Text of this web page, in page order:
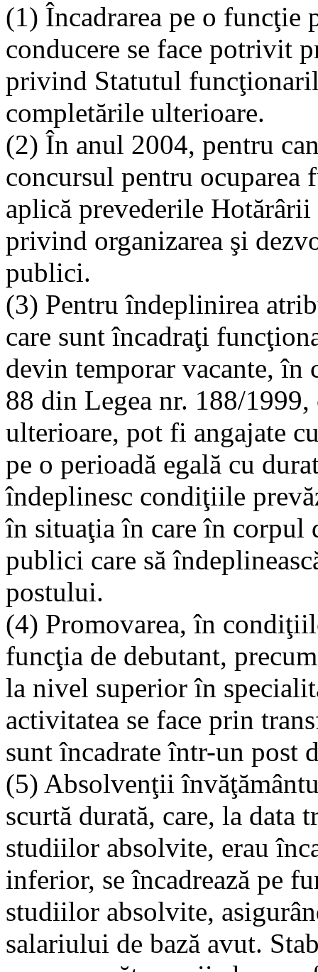
(1) Încadrarea pe o funcţie
conducere se face potrivit
privind Statutul
completările ulterioare.
(2) În anul 2004, pentru
concursul pentru
aplică prevederile
privind organizarea şi
publici.
(3) Pentru îndeplinirea
care sunt încadraţi
devin temporar vacante, în
88 din Legea nr. 188/
ulterioare, pot fi angajate
pe o perioadă egală cu
îndeplinesc condiţiile
în situaţia în care în corpul
publici care să
postului.
(4) Promovarea, în
funcţia de debutant,
la nivel superior în
activitatea se face prin
sunt încadrate într-un post
(5) Absolvenţii
scurtă durată, care, la data
studiilor absolvite, erau
inferior, se încadrează pe
studiilor absolvite,
salariului de bază avut.